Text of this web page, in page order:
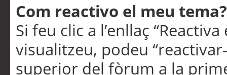
Com reactivo el meu tema?
Si feu clic a l’enllaç
visualitzeu, podeu
superior del fòrum a la